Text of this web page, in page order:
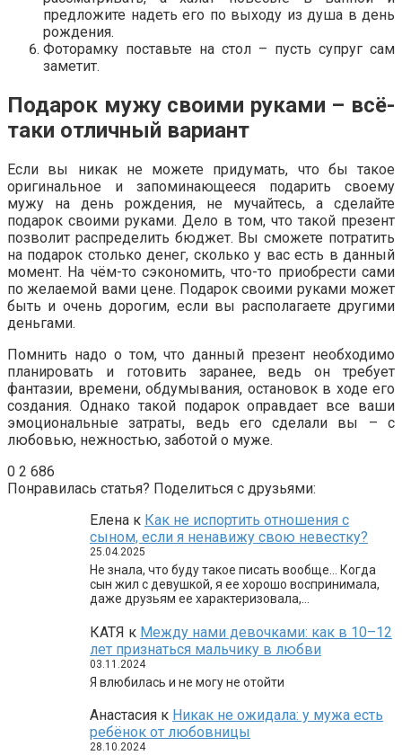
предложите надеть его по выходу из душа в день
рождения.
Фоторамку поставьте на стол – пусть супруг сам
заметит.
Подарок мужу своими руками – всё-
таки отличный вариант
Если вы никак не можете придумать, что бы такое
оригинальное и запоминающееся подарить своему
мужу на день рождения, не мучайтесь, а сделайте
подарок своими руками. Дело в том, что такой презент
позволит распределить бюджет. Вы сможете потратить
на подарок столько денег, сколько у вас есть в данный
момент. На чём-то сэкономить, что-то приобрести сами
по желаемой вами цене. Подарок своими руками может
быть и очень дорогим, если вы располагаете другими
деньгами.
Помнить надо о том, что данный презент необходимо
планировать и готовить заранее, ведь он требует
фантазии, времени, обдумывания, остановок в ходе его
создания. Однако такой подарок оправдает все ваши
эмоциональные затраты, ведь его сделали вы – с
любовью, нежностью, заботой о муже.
0 2 686
Понравилась статья? Поделиться с друзьями:
Елена к Как не испортить отношения с
сыном, если я ненавижу свою невестку?
25.04.2025
Не знала, что буду такое писать вообще… Когда
сын жил с девушкой, я ее хорошо воспринимала,
даже друзьям ее характеризовала,…
КАТЯ к Между нами девочками: как в 10–12
лет признаться мальчику в любви
03.11.2024
Я влюбилась и не могу не отойти
Анастасия к Никак не ожидала: у мужа есть
ребёнок от любовницы
28.10.2024